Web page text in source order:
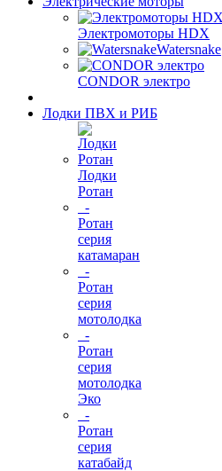
Электромоторы HDX
Watersnake
CONDOR электро
Лодки ПВХ и РИБ
Лодки
Ротан
-
Ротан
серия
катамаран
-
Ротан
серия
мотолодка
-
Ротан
серия
мотолодка
Эко
-
Ротан
серия
катабайд